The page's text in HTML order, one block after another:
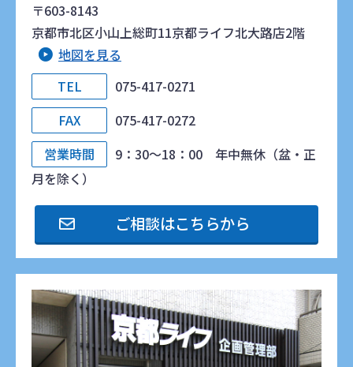
〒603-8143
京都市北区小山上総町11京都ライフ北大路店2階
地図を見る
TEL
075-417-0271
FAX
075-417-0272
営業時間
9：30～18：00 年中無休（盆・正
月を除く）
ご相談はこちらから